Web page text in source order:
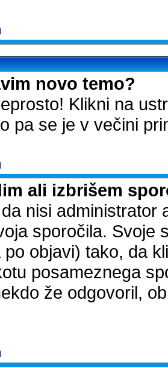
novo temo?
Klikni na
pa se je v večini
ali izbrišem
nisi administrator
sporočila. Svoje
po objavi) tako, da
posameznega
že odgovoril,